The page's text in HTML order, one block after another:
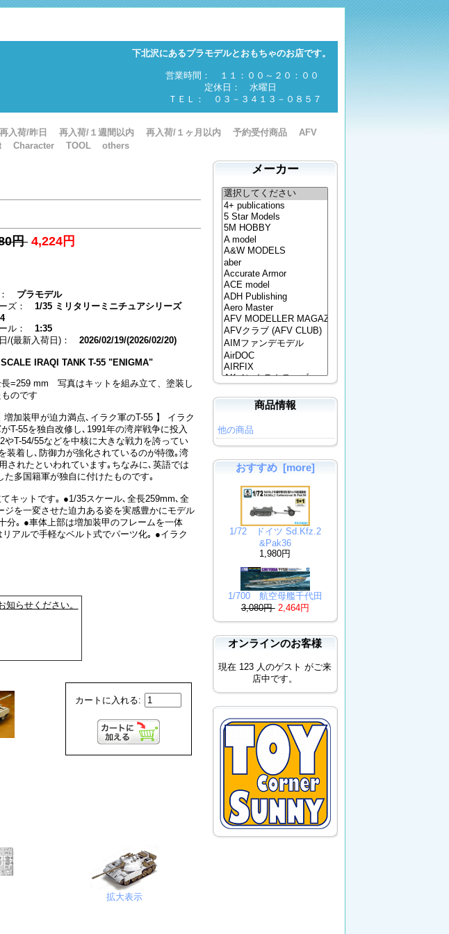
下北沢にあるプラモデルとおもちゃのお店です。
営業時間： １１：００～２０：００
定休日： 水曜日
ＴＥＬ： ０３－３４１３－０８５７
再入荷/昨日 再入荷/１週間以内 再入荷/１ヶ月以内 予約受付商品
AFV
Character TOOL others
円 4,224円
プラモデル
ーズ：1/35 ミリタリーミニチュアシリーズ
ール：1:35
日/(最新入荷日)：2026/02/19/(2026/02/20)
IRAQI TANK T-55 "ENIGMA"
長=259 mm 写真はキットを組み立て、塗装し
ものです
増加装甲が迫力満点､イラク軍のT-55 】 イラク
T-55を独自改修し､1991年の湾岸戦争に投入
T-54/55などを中核に大きな戦力を誇ってい
装着し､防御力が強化されているのが特徴｡湾
されたといわれています｡ちなみに､英語では
多国籍軍が独自に付けたものです｡
キットです｡ ●1/35スケール､全長259mm､全
を一変させた迫力ある姿を実感豊かにモデル
分｡ ●車体上部は増加装甲のフレームを一体
アルで手軽なベルト式でパーツ化｡ ●イラク
らせください。
カートに入れる:
拡大表示
メーカー
商品情報
他の商品
おすすめ [more]
1/72 ドイツ Sd.Kfz.2
&Pak36
1,980円
1/700 航空母艦千代田
3,080円 2,464円
オンラインのお客様
現在 123 人のゲスト がご来
店中です。